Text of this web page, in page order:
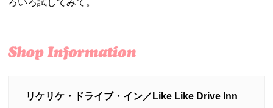
リケリケ・ドライブ・イン／Like Like Drive Inn